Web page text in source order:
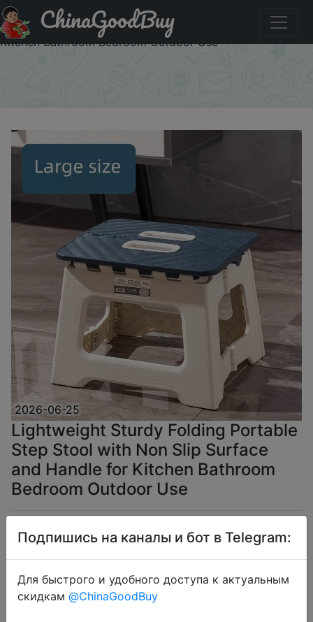
Купить по распродаже : Lightweight Sturdy Folding
Portable Step Stool with Non Slip Surface and Handle for
Kitchen Bathroom Bedroom Outdoor Use
ChinaGoodBuy
2026-06-25
Lightweight Sturdy Folding Portable
Step Stool with Non Slip Surface
and Handle for Kitchen Bathroom
Bedroom Outdoor Use
$3.31
Coins
Подпишись на каналы и бот в Telegram:
Для быстрого и удобного доступа к актуальным
скидкам @ChinaGoodBuy